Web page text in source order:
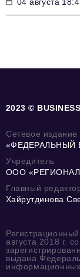
2023 ©
Сетевое издание
«ФЕДЕРАЛЬНЫЙ
Учредитель
ООО
Главный
Хайрутдинова
августа 2018 г.
выдана
информационных